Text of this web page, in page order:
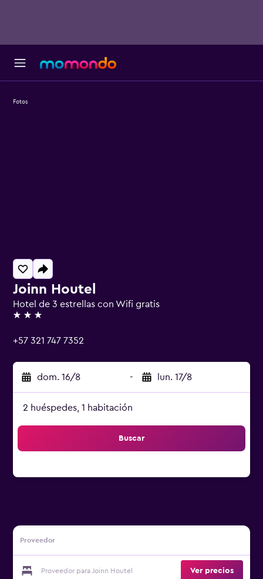
Joinn Houtel
Hotel de 3 estrellas con Wifi gratis
3 estrellas
+57 321 747 7352
dom. 16/8 - lun. 17/8
2 huéspedes, 1 habitación
Buscar
Proveedor
Proveedor para Joinn Houtel Ver precios
Fotos